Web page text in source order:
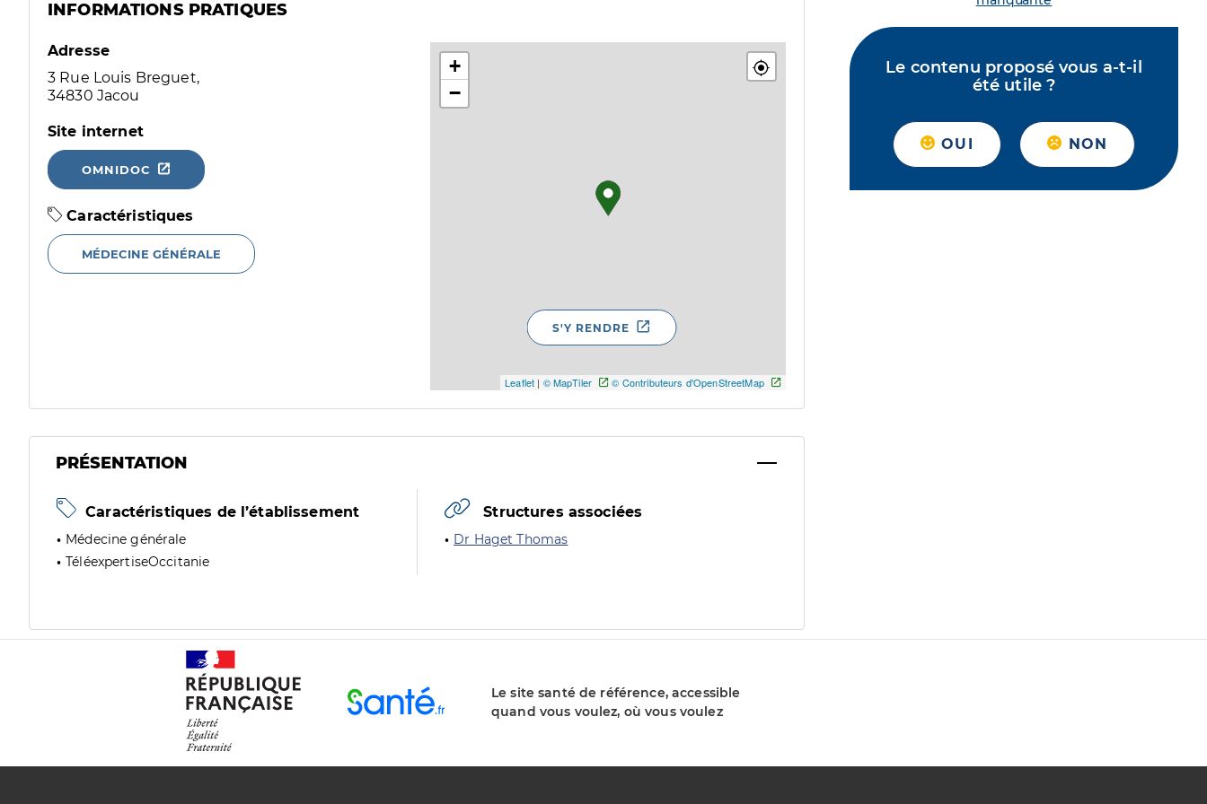
INFORMATIONS PRATIQUES
Adresse
3 Rue Louis Breguet,
34830 Jacou
Site internet
OMNIDOC
Caractéristiques
MÉDECINE GÉNÉRALE
+
−
Leaflet | © MapTiler © Contributeurs d'OpenStreetMap
S'Y RENDRE
PRÉSENTATION
Caractéristiques de l’établissement
Médecine générale
TéléexpertiseOccitanie
Structures associées
Dr Haget Thomas
Le contenu proposé vous a-t-il
été utile ?
OUI NON
Le site santé de référence, accessible
quand vous voulez, où vous voulez